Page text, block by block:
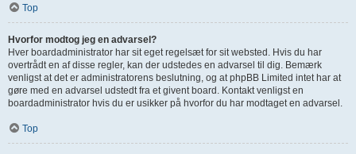
Top
Hvorfor modtog jeg en advarsel?
Hver boardadministrator har sit eget regelsæt for sit websted. Hvis du har
overtrådt en af disse regler, kan der udstedes en advarsel til dig. Bemærk
venligst at det er administratorens beslutning, og at phpBB Limited intet har at
gøre med en advarsel udstedt fra et givent board. Kontakt venligst en
boardadministrator hvis du er usikker på hvorfor du har modtaget en advarsel.
Top